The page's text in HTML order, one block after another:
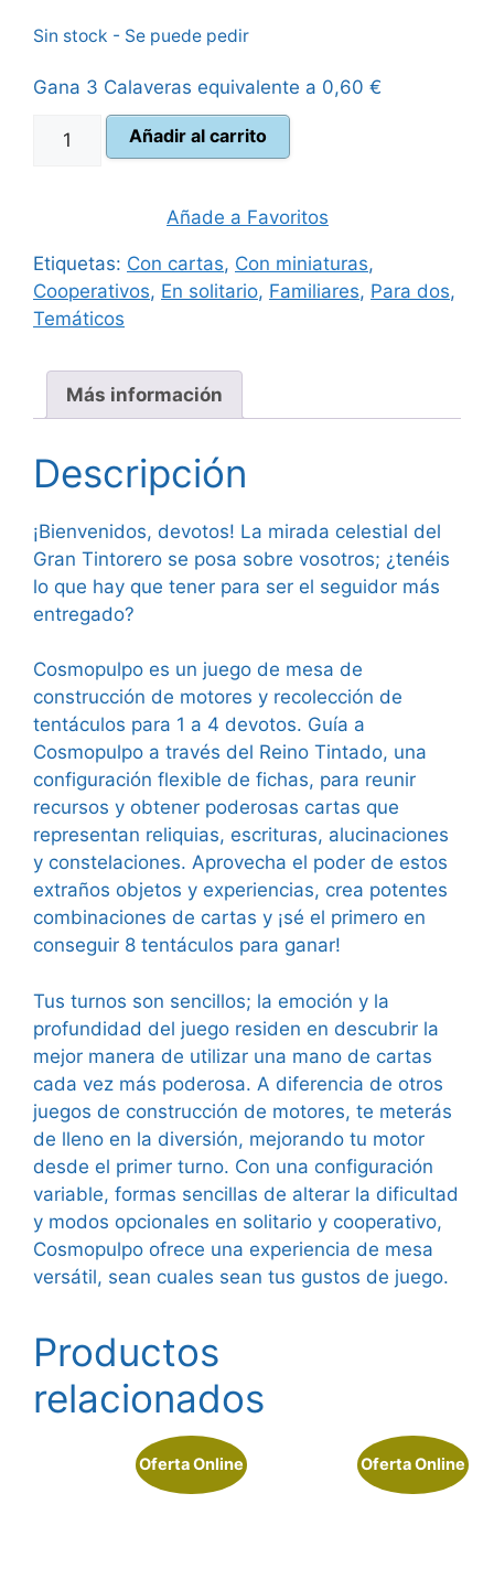
original
era:
40,00 €.
es:
Sin stock - Se puede pedir
Gana 3 Calaveras equivalente a 0,60 €
Cosmopulpo
cantidad
Añadir al carrito
Añade a Favoritos
Etiquetas: Con cartas, Con miniaturas,
Cooperativos, En solitario, Familiares, Para dos,
Temáticos
Más información
Descripción
¡Bienvenidos, devotos! La mirada celestial del
Gran Tintorero se posa sobre vosotros; ¿tenéis
lo que hay que tener para ser el seguidor más
entregado?
Cosmopulpo es un juego de mesa de
construcción de motores y recolección de
tentáculos para 1 a 4 devotos. Guía a
Cosmopulpo a través del Reino Tintado, una
configuración flexible de fichas, para reunir
recursos y obtener poderosas cartas que
representan reliquias, escrituras, alucinaciones
y constelaciones. Aprovecha el poder de estos
extraños objetos y experiencias, crea potentes
combinaciones de cartas y ¡sé el primero en
conseguir 8 tentáculos para ganar!
Tus turnos son sencillos; la emoción y la
profundidad del juego residen en descubrir la
mejor manera de utilizar una mano de cartas
cada vez más poderosa. A diferencia de otros
juegos de construcción de motores, te meterás
de lleno en la diversión, mejorando tu motor
desde el primer turno. Con una configuración
variable, formas sencillas de alterar la dificultad
y modos opcionales en solitario y cooperativo,
Cosmopulpo ofrece una experiencia de mesa
versátil, sean cuales sean tus gustos de juego.
Productos
relacionados
Oferta Online Oferta Online